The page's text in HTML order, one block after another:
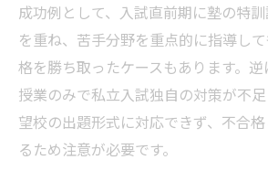
成功例として、入試直前期に塾の特
を重ね、苦手分野を重点的に指導し
格を勝ち取ったケースもあります。
授業のみで私立入試独自の対策が不
望校の出題形式に対応できず、不合
るため注意が必要です。